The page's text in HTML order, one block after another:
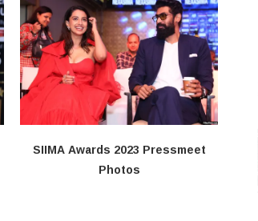
SIIMA Awards 2023 Pressmeet
Photos